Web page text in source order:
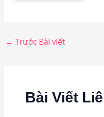
← Trước Bài viết
Bài Viết